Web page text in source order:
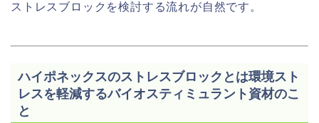
ストレスブロックを検討する流れが自然です。
ハイポネックスのストレスブロックとは環境スト
レスを軽減するバイオスティミュラント資材のこ
と